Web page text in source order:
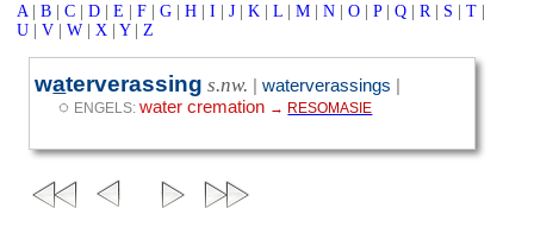
A | B | C | D | E | F | G | H | I | J | K | L | M | N | O | P | Q | R | S | T |
U | V | W | X | Y | Z
waterverassing s.nw. |waterverassings |
◌ ENGELS:water cremation → RESOMASIE